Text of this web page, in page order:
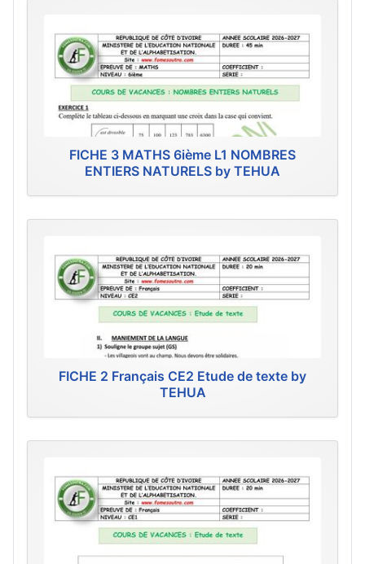
FICHE 3 MATHS 6ième L1 NOMBRES
ENTIERS NATURELS by TEHUA
FICHE 2 Français CE2 Etude de texte by
TEHUA